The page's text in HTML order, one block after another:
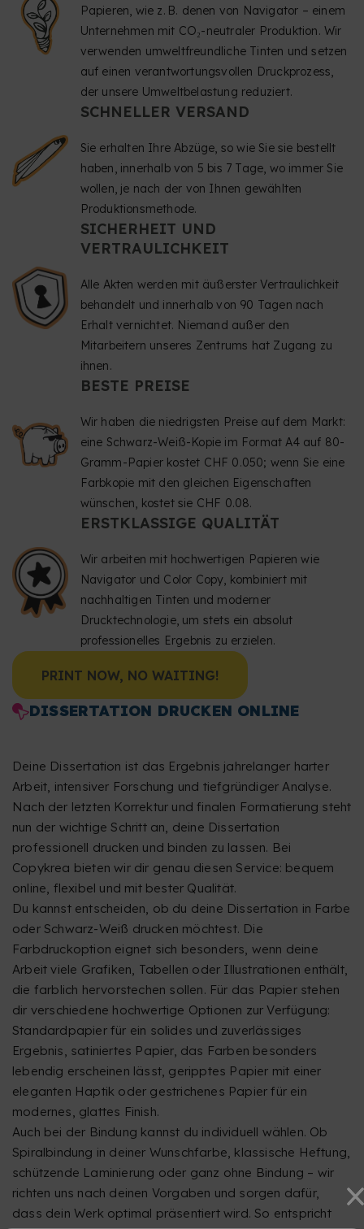
Papieren, wie z. B. denen von Navigator – einem
Unternehmen mit CO₂-neutraler Produktion. Wir
verwenden umweltfreundliche Tinten und setzen
auf einen verantwortungsvollen Druckprozess,
der unsere Umweltbelastung reduziert.
SCHNELLER VERSAND
Sie erhalten Ihre Abzüge, so wie Sie sie bestellt
haben, innerhalb von 5 bis 7 Tage, wo immer Sie
wollen, je nach der von Ihnen gewählten
Produktionsmethode.
SICHERHEIT UND
VERTRAULICHKEIT
Alle Akten werden mit äußerster Vertraulichkeit
behandelt und innerhalb von 90 Tagen nach
Erhalt vernichtet. Niemand außer den
Mitarbeitern unseres Zentrums hat Zugang zu
ihnen.
BESTE PREISE
Wir haben die niedrigsten Preise auf dem Markt:
eine Schwarz-Weiß-Kopie im Format A4 auf 80-
Gramm-Papier kostet CHF 0.050; wenn Sie eine
Farbkopie mit den gleichen Eigenschaften
wünschen, kostet sie CHF 0.08.
ERSTKLASSIGE QUALITÄT
Wir arbeiten mit hochwertigen Papieren wie
Navigator und Color Copy, kombiniert mit
nachhaltigen Tinten und moderner
Drucktechnologie, um stets ein absolut
professionelles Ergebnis zu erzielen.
PRINT NOW, NO WAITING!
DISSERTATION DRUCKEN ONLINE
Deine Dissertation ist das Ergebnis jahrelanger harter
Arbeit, intensiver Forschung und tiefgründiger Analyse.
Nach der letzten Korrektur und finalen Formatierung steht
nun der wichtige Schritt an, deine Dissertation
professionell drucken und binden zu lassen. Bei
Copykrea bieten wir dir genau diesen Service: bequem
online, flexibel und mit bester Qualität.
Du kannst entscheiden, ob du deine Dissertation in Farbe
oder Schwarz-Weiß drucken möchtest. Die
Farbdruckoption eignet sich besonders, wenn deine
Arbeit viele Grafiken, Tabellen oder Illustrationen enthält,
die farblich hervorstechen sollen. Für das Papier stehen
dir verschiedene hochwertige Optionen zur Verfügung:
Standardpapier für ein solides und zuverlässiges
Ergebnis, satiniertes Papier, das Farben besonders
lebendig erscheinen lässt, geripptes Papier mit einer
eleganten Haptik oder gestrichenes Papier für ein
modernes, glattes Finish.
Auch bei der Bindung kannst du individuell wählen. Ob
Spiralbindung in deiner Wunschfarbe, klassische Heftung,
schützende Laminierung oder ganz ohne Bindung – wir
richten uns nach deinen Vorgaben und sorgen dafür,
dass dein Werk optimal präsentiert wird. So entspricht